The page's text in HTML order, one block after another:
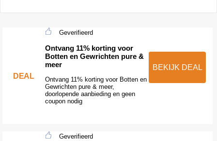
DEAL
Geverifieerd
Ontvang 11% korting voor
Botten en Gewrichten pure &
meer
Ontvang 11% korting voor Botten en
Gewrichten pure & meer,
doorlopende aanbieding en geen
coupon nodig
BEKIJK DEAL
Geverifieerd